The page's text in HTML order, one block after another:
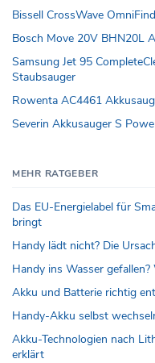
Bissell CrossWave
Bosch Move 20V BHN20L
Samsung Jet 95
Staubsauger
Rowenta AC4461
Severin Akkusauger S
MEHR RATGEBER
Das EU-Energielabel für
bringt
Handy lädt nicht? Die
Handy ins Wasser
Akku und Batterie richtig
Handy-Akku selbst
Akku-Technologien nach
erklärt